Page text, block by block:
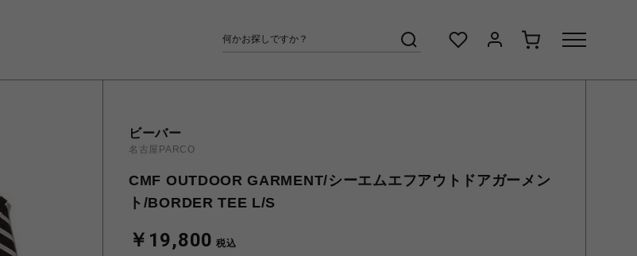
ビーバー
名古屋PARCO
CMF OUTDOOR GARMENT/シーエムエフアウトドアガーメン
ト/BORDER TEE L/S
￥19,800 税込